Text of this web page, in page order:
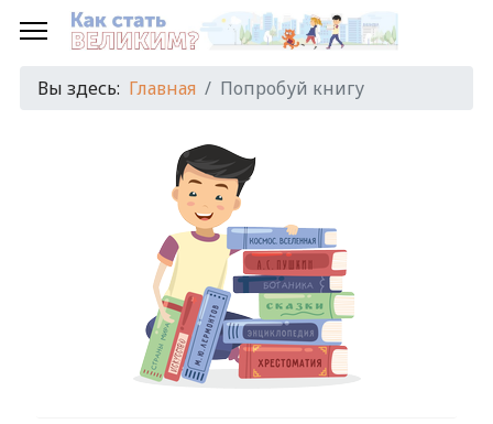
Вы здесь: Главная Попробуй книгу